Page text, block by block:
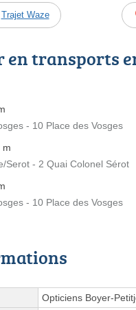
Trajet Waze
en transports
- 10 Place des Vosges
m
Serot - 2 Quai Colonel Sérot
- 10 Place des Vosges
Opticiens Boyer-